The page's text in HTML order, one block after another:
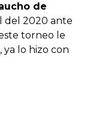
de
del 2020 ante
torneo le
lo hizo con